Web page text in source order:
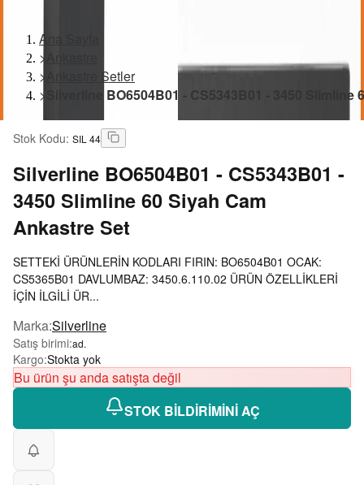
Ana Sayfa
>
>
Ankastre Setler
>
Silverline BO6504B01 - CS5343B01 - 3450
Stok Kodu: SIL 44
Silverline BO6504B01 - CS5343B01 -
3450 Slimline 60 Siyah Cam
Ankastre Set
SETTEKİ ÜRÜNLERİN KODLARI FIRIN: BO6504B01 OCAK:
CS5365B01 DAVLUMBAZ: 3450.6.110.02 ÜRÜN ÖZELLİKLERİ
İÇİN İLGİLİ ÜR...
Marka:Silverline
Satış birimi:ad.
Kargo:Stokta yok
Bu ürün şu anda satışta değil
STOK BİLDİRİMİNİ AÇ